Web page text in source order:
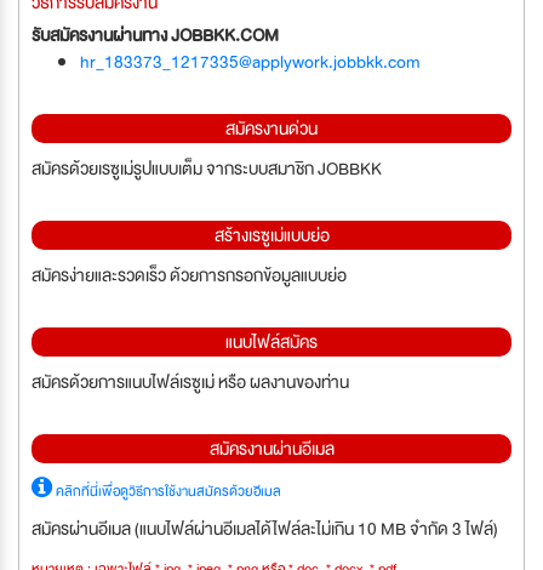
รับสมัครงานผ่านทาง JOBBKK.COM
hr_183373_1217335@applywork.jobbkk.com
สมัครงานด่วน
สมัครด้วยเรซูเม่รูปแบบเต็ม จากระบบสมาชิก JOBBKK
สร้างเรซูเม่แบบย่อ
สมัครง่ายและรวดเร็ว ด้วยการกรอกข้อมูลแบบย่อ
แนบไฟล์สมัคร
สมัครด้วยการแนบไฟล์เรซูเม่ หรือ ผลงานของท่าน
สมัครงานผ่านอีเมล
คลิกที่นี่เพื่อดูวิธีการใช้งานสมัครด้วยอีเมล
สมัครผ่านอีเมล (แนบไฟล์ผ่านอีเมลได้ไฟล์ละไม่เกิน 10 MB จำกัด 3 ไฟล์)